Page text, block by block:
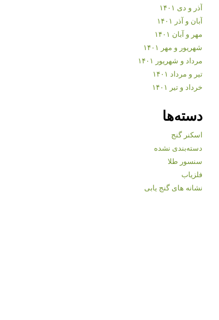
آذر و دی ۱۴۰۱
آبان و آذر ۱۴۰۱
مهر و آبان ۱۴۰۱
شهریور و مهر ۱۴۰۱
مرداد و شهریور ۱۴۰۱
تیر و مرداد ۱۴۰۱
خرداد و تیر ۱۴۰۱
دسته‌ها
اسکنر گنج
دسته‌بندی نشده
سنسور طلا
فلزیاب
نشانه های گنج یابی